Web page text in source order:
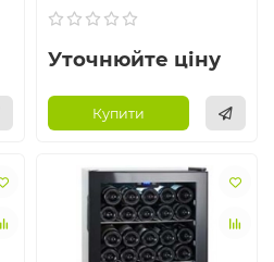
Уточнюйте ціну
Купити